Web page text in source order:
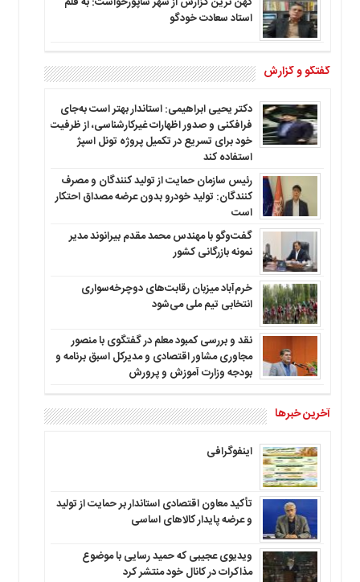
استاد سعادت خودگو
گفتگو و گزارش
دکتر یحیی ابراهیمی: استاندار بهتر است به‌جای
فرافکنی و صدور اظهارات غیرکارشناسی، از ظرفیت
خود برای تسریع در تکمیل پروژه تونل اسپژ
استفاده کند
رئیس سازمان حمایت از تولید کنندگان و مصرف
کنندگان: تولید خودرو بدون عرضه مصداق احتکار
است
گفت‌وگو با مهندس محمد مقدم بیرانوند مدیر
نمونه بازرگانی کشور
خرم‌آباد میزبان رقابت‌های دوچرخه‌سواری
انتخابی تیم ملی می‌شود
نقد و بررسی کمبود معلم در گفتگوی با منصور
مجاوری مشاور اقتصادی و مدیرکل اسبق برنامه و
بودجه وزارت آموزش و پرورش
آخرین خبرها
اینفوگرافی
تأکید معاون اقتصادی استاندار بر حمایت از تولید
و عرضه پایدار کالاهای اساسی
ویدیوی عجیبی که حمید رسایی با موضوع
مذاکرات در کانال خود منتشر کرد